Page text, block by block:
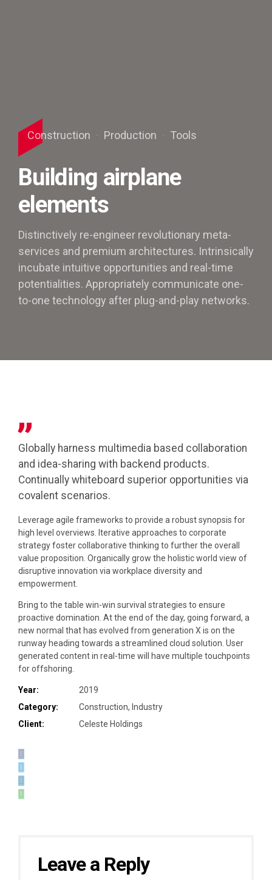
Construction Production Tools
Building airplane
elements
Distinctively re-engineer revolutionary meta-
services and premium architectures. Intrinsically
incubate intuitive opportunities and real-time
potentialities. Appropriately communicate one-
to-one technology after plug-and-play networks.
Globally harness multimedia based collaboration
and idea-sharing with backend products.
Continually whiteboard superior opportunities via
covalent scenarios.
Leverage agile frameworks to provide a robust synopsis for
high level overviews. Iterative approaches to corporate
strategy foster collaborative thinking to further the overall
value proposition. Organically grow the holistic world view of
disruptive innovation via workplace diversity and
empowerment.
Bring to the table win-win survival strategies to ensure
proactive domination. At the end of the day, going forward, a
new normal that has evolved from generation X is on the
runway heading towards a streamlined cloud solution. User
generated content in real-time will have multiple touchpoints
for offshoring.
Year:
2019
Category:
Construction, Industry
Client:
Celeste Holdings
Leave a Reply